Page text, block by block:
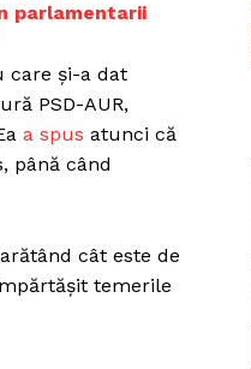
parlamentarii
care și-a dat
PSD-AUR,
a spus atunci că
până când
cât este de
temerile